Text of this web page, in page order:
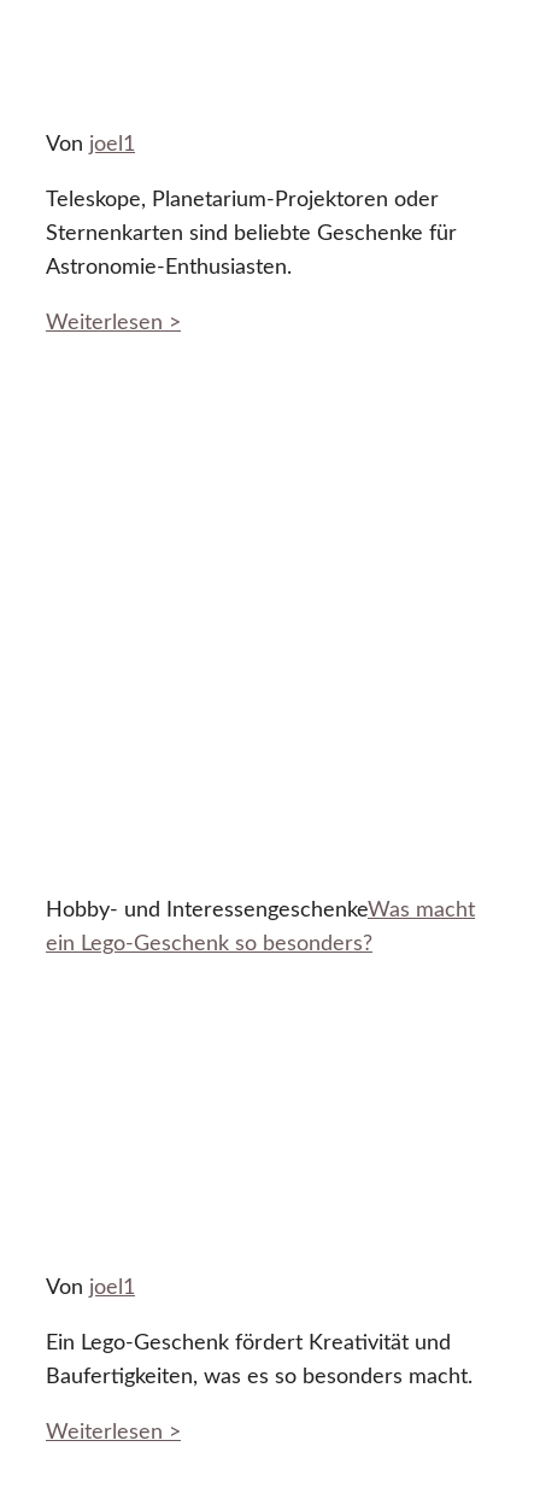
Von joel1
Teleskope, Planetarium-Projektoren oder
Sternenkarten sind beliebte Geschenke für
Astronomie-Enthusiasten.
Weiterlesen >
Hobby- und InteressengeschenkeWas macht
ein Lego-Geschenk so besonders?
Von joel1
Ein Lego-Geschenk fördert Kreativität und
Baufertigkeiten, was es so besonders macht.
Weiterlesen >